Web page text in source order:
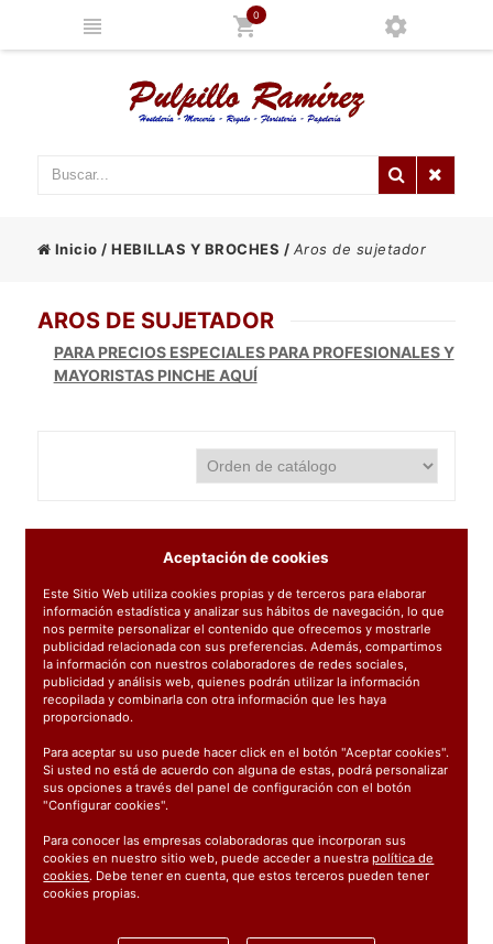
0
Inicio /HEBILLAS Y BROCHES / Aros de sujetador
AROS DE SUJETADOR
PARA PRECIOS ESPECIALES PARA PROFESIONALES Y
MAYORISTAS PINCHE AQUÍ
0010107: MAQUINA CIERRABOLSAS
16.53€
C/IVA: 20.00€
Aceptación de cookies
Este Sitio Web utiliza cookies propias y de terceros para elaborar
información estadística y analizar sus hábitos de navegación, lo que
nos permite personalizar el contenido que ofrecemos y mostrarle
publicidad relacionada con sus preferencias. Además, compartimos
la información con nuestros colaboradores de redes sociales,
publicidad y análisis web, quienes podrán utilizar la información
recopilada y combinarla con otra información que les haya
proporcionado.
Para aceptar su uso puede hacer click en el botón "Aceptar cookies".
Si usted no está de acuerdo con alguna de estas, podrá personalizar
sus opciones a través del panel de configuración con el botón
"Configurar cookies".
Para conocer las empresas colaboradoras que incorporan sus
cookies en nuestro sitio web, puede acceder a nuestrapolítica de
cookies. Debe tener en cuenta, que estos terceros pueden tener
cookies propias.